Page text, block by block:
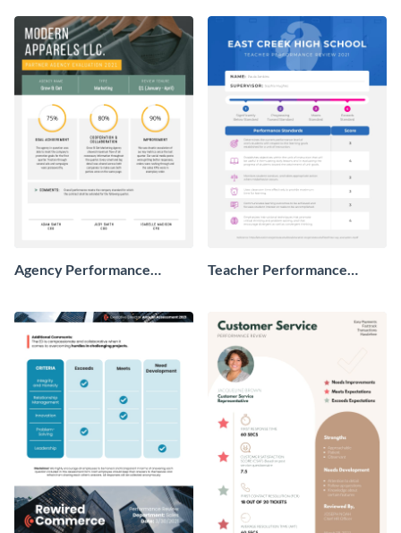
Agency Performance
Teacher Performance